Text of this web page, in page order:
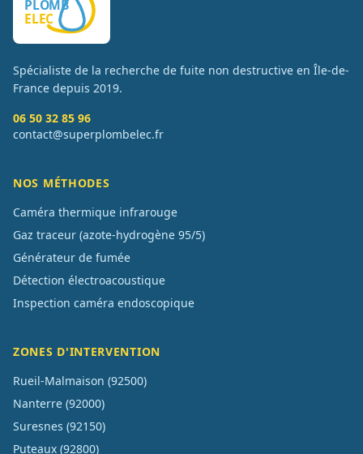
Spécialiste de la recherche de fuite non destructive en Île-de-
France depuis 2019.
06 50 32 85 96
contact@superplombelec.fr
NOS MÉTHODES
Caméra thermique infrarouge
Gaz traceur (azote-hydrogène 95/5)
Générateur de fumée
Détection électroacoustique
Inspection caméra endoscopique
ZONES D'INTERVENTION
Rueil-Malmaison (92500)
Nanterre (92000)
Suresnes (92150)
Puteaux (92800)